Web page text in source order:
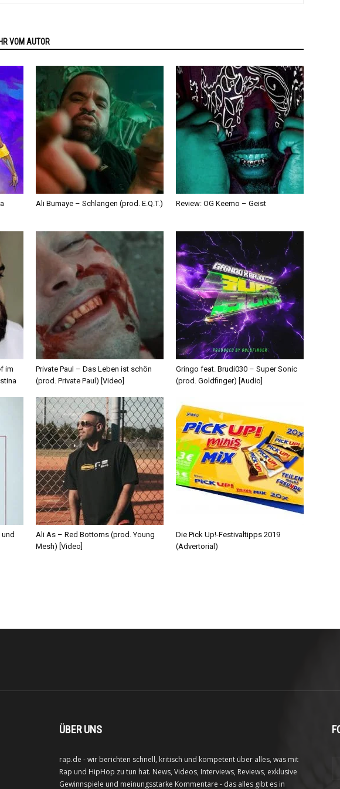
VOM AUTOR
Ali Bumaye – Schlangen (prod. E.Q.T.) Review: OG Keemo – Geist
im
Private Paul – Das Leben ist schön
(prod. Private Paul) [Video]
Gringo feat. Brudi030 – Super Sonic
(prod. Goldfinger) [Audio]
Ali As – Red Bottoms (prod. Young
Mesh) [Video]
Die Pick Up!-Festivaltipps 2019
(Advertorial)
ÜBER UNS
rap.de - wir berichten schnell, kritisch und kompetent über alles, was mit
Rap und HipHop zu tun hat. News, Videos, Interviews, Reviews, exklusive
Gewinnspiele und meinungsstarke Kommentare - das alles gibt es in